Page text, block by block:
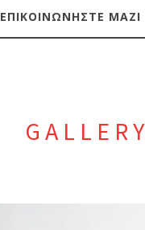
ΕΠΙΚΟΙΝΩΝΗΣΤΕ
GALLERY